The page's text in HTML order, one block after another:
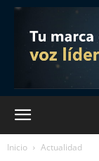
Inicio Actualidad